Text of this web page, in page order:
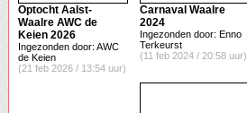
Optocht Aalst-
Waalre AWC de
Keien 2026
Ingezonden door: AWC
de Keien
(21 feb 2026 / 13:54 uur)
Carnaval Waalre
2024
Ingezonden door: Enno
Terkeurst
(11 feb 2024 / 20:58 uur)